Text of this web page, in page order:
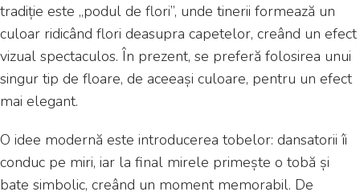
tradiție este „podul de flori”, unde tinerii formează un
culoar ridicând flori deasupra capetelor, creând un efect
vizual spectaculos. În prezent, se preferă folosirea unui
singur tip de floare, de aceeași culoare, pentru un efect
mai elegant.
O idee modernă este introducerea tobelor: dansatorii îi
conduc pe miri, iar la final mirele primește o tobă și
bate simbolic, creând un moment memorabil. De